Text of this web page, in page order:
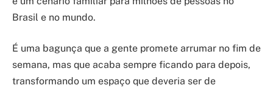
Brasil e no mundo.
É uma bagunça que a gente promete arrumar no fim de
semana, mas que acaba sempre ficando para depois,
transformando um espaço que deveria ser de